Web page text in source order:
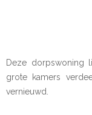
Deze dorpswoning
grote kamers
vernieuwd.